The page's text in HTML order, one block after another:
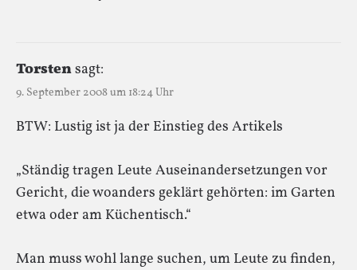
Torstensagt:
9. September 2008 um 18:24 Uhr
BTW: Lustig ist ja der Einstieg des Artikels
„Ständig tragen Leute Auseinandersetzungen vor
Gericht, die woanders geklärt gehörten: im Garten
etwa oder am Küchentisch.“
Man muss wohl lange suchen, um Leute zu finden,